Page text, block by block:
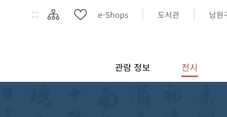
::: e-Shops 도서관 남원
관람 정보 전시